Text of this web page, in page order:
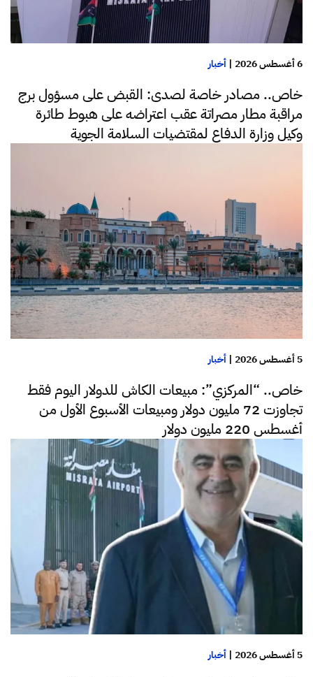
6 أغسطس 2026 | أخبار
خاص.. مصادر خاصة لصدى: القبض على مسؤول برج
مراقبة مطار مصراتة عقب اعتراضه على هبوط طائرة
وكيل وزارة الدفاع لمقتضيات السلامة الجوية
5 أغسطس 2026 | أخبار
خاص.. “المركزي”: مبيعات الكاش للدولار اليوم فقط
تجاوزت 72 مليون دولار ومبيعات الأسبوع الأول من
أغسطس 220 مليون دولار
5 أغسطس 2026 | أخبار